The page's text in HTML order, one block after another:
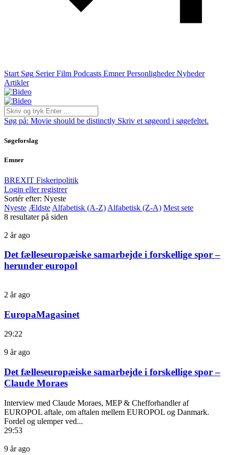
Start Søg Serier Film Podcasts Emner Personligheder Nyheder
Artikler
Søg på: Movie should be distinctly Skriv et søgeord i søgefeltet.
Søgeforslag
Emner
BREXIT Fiskeripolitik
Login eller registrer
Sortér efter: Nyeste
Nyeste Ældste Alfabetisk (A-Z) Alfabetisk (Z-A) Mest sete
8 resultater på siden
2 år ago
Det fælleseuropæiske samarbejde i forskellige spor –
herunder europol
2 år ago
EuropaMagasinet
29:22
9 år ago
Det fælleseuropæiske samarbejde i forskellige spor –
Claude Moraes
Interview med Claude Moraes, MEP & Chefforhandler af
EUROPOL aftale, om aftalen mellem EUROPOL og Danmark.
Fordel og ulemper ved...
29:53
9 år ago